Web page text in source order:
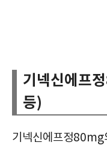
기넥신에프
등)
기넥신에프정80mg